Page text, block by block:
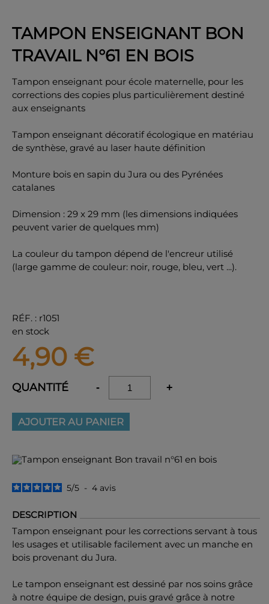
TAMPON ENSEIGNANT BON
TRAVAIL N°61 EN BOIS
Tampon enseignant pour école maternelle, pour les
corrections des copies plus particulièrement destiné
aux enseignants
Tampon enseignant décoratif écologique en matériau
de synthèse, gravé au laser haute définition
Monture bois en sapin du Jura ou des Pyrénées
catalanes
Dimension : 29 x 29 mm (les dimensions indiquées
peuvent varier de quelques mm)
La couleur du tampon dépend de l'encreur utilisé
(large gamme de couleur: noir, rouge, bleu, vert ...).
5/5 - 4 avis
RÉF. : r1051
en stock
4,90 €
QUANTITÉ - +
AJOUTER AU PANIER
DESCRIPTION
Tampon enseignant pour les corrections servant à tous
les usages et utilisable facilement avec un manche en
bois provenant du Jura.
Le tampon enseignant est dessiné par nos soins grâce
à notre équipe de design, puis gravé grâce à notre